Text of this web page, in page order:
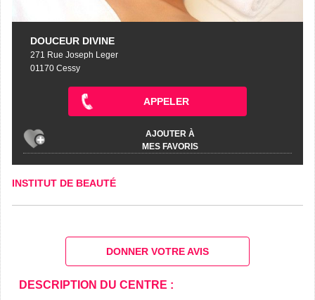
DOUCEUR DIVINE
271 Rue Joseph Leger
01170 Cessy
APPELER
AJOUTER À
MES FAVORIS
INSTITUT DE BEAUTÉ
DONNER VOTRE AVIS
DESCRIPTION DU CENTRE :